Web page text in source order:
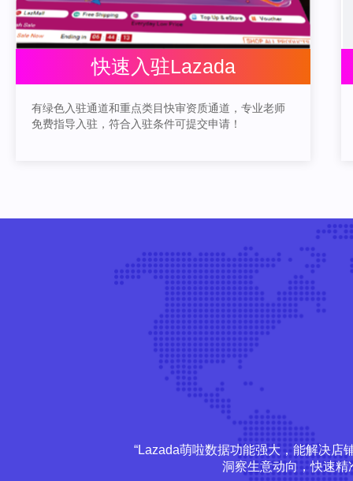
快速入驻Lazada
有绿色入驻通道和重点类目快审资质通道，专业老师
免费指导入驻，符合入驻条件可提交申请！
“Lazada萌啦数据功能强大，能解决店
洞察生意动向，快速精